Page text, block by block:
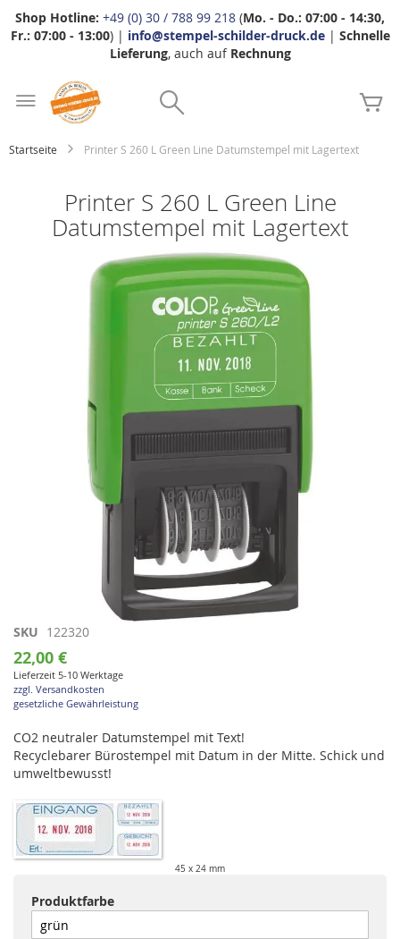
Shop Hotline: +49 (0) 30 / 788 99 218 (Mo. - Do.: 07:00 - 14:30,
Fr.: 07:00 - 13:00) | info@stempel-schilder-druck.de| Schnelle
Lieferung, auch auf Rechnung
Startseite Printer S 260 L Green Line Datumstempel mit Lagertext
Printer S 260 L Green Line
Datumstempel mit Lagertext
Zum
Anfang
der
Bildgalerie
springen
SKU 122320
22,00 €
Lieferzeit 5-10 Werktage
zzgl. Versandkosten
gesetzliche Gewährleistung
CO2 neutraler Datumstempel mit Text!
Recyclebarer Bürostempel mit Datum in der Mitte. Schick und
umweltbewusst!
45 x 24 mm
Produktfarbe